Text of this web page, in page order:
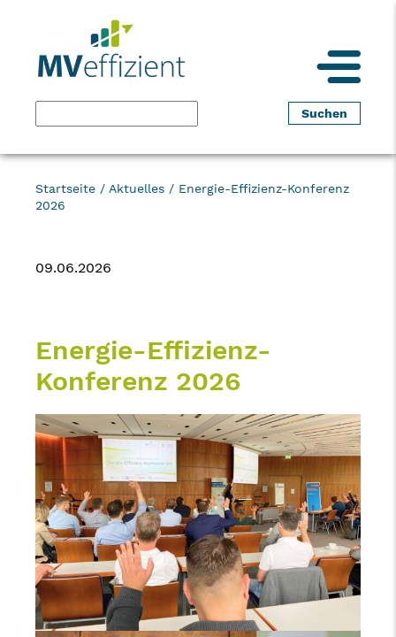
Startseite / Aktuelles / Energie-Effizienz-Konferenz
2026
09.06.2026
Energie-Effizienz-
Konferenz 2026